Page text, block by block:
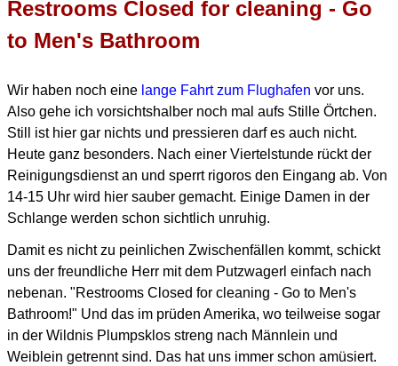
Restrooms Closed for cleaning - Go
to Men's Bathroom
Wir haben noch eine lange Fahrt zum Flughafen vor uns.
Also gehe ich vorsichtshalber noch mal aufs Stille Örtchen.
Still ist hier gar nichts und pressieren darf es auch nicht.
Heute ganz besonders. Nach einer Viertelstunde rückt der
Reinigungsdienst an und sperrt rigoros den Eingang ab. Von
14-15 Uhr wird hier sauber gemacht. Einige Damen in der
Schlange werden schon sichtlich unruhig.
Damit es nicht zu peinlichen Zwischenfällen kommt, schickt
uns der freundliche Herr mit dem Putzwagerl einfach nach
nebenan. "Restrooms Closed for cleaning - Go to Men's
Bathroom!" Und das im prüden Amerika, wo teilweise sogar
in der Wildnis Plumpsklos streng nach Männlein und
Weiblein getrennt sind. Das hat uns immer schon amüsiert.